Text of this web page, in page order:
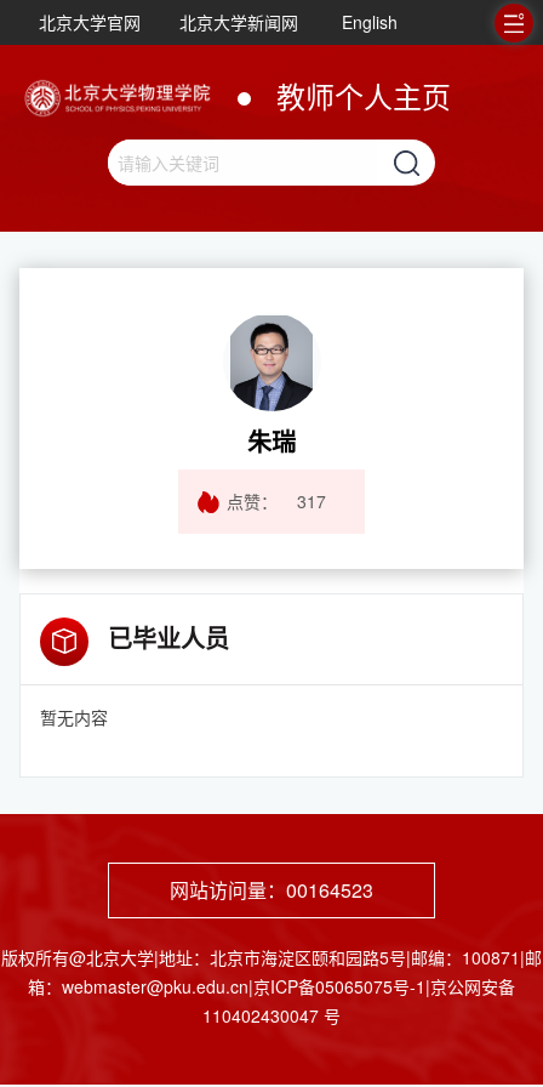
北京大学官网 北京大学新闻网 English
教师个人主页
朱瑞
点赞： 317
已毕业人员
暂无内容
网站访问量： 00164523
版权所有@北京大学|地址：北京市海淀区颐和园路5号|邮编：100871|邮
箱：webmaster@pku.edu.cn|京ICP备05065075号-1|京公网安备
110402430047 号